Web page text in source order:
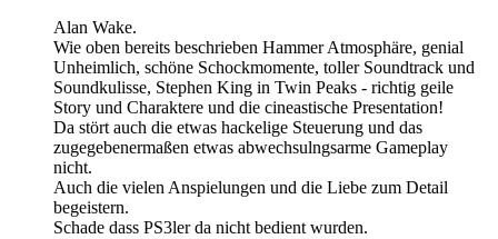
Alan Wake.
Wie oben bereits beschrieben Hammer Atmosphäre, genial
Unheimlich, schöne Schockmomente, toller Soundtrack und
Soundkulisse, Stephen King in Twin Peaks - richtig geile
Story und Charaktere und die cineastische Presentation!
Da stört auch die etwas hackelige Steuerung und das
zugegebenermaßen etwas abwechsulngsarme Gameplay
nicht.
Auch die vielen Anspielungen und die Liebe zum Detail
begeistern.
Schade dass PS3ler da nicht bedient wurden.